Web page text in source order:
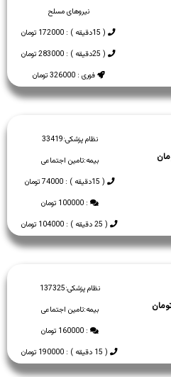
نیروهای مسلح
( 15دقیقه ) : 172000 تومان
( 25دقیقه ) : 283000 تومان
فوری : 326000 تومان
نظام پزشکی:33419
بیمه:تامین اجتماعی
( 15دقیقه ) : 74000 تومان
: 100000 تومان
( 25 دقیقه ) : 104000 تومان
نظام پزشکی:137325
بیمه:تامین اجتماعی
: 160000 تومان
( 15 دقیقه ) : 190000 تومان